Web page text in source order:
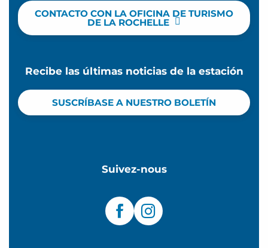
CONTACTO CON LA OFICINA DE TURISMO
DE LA ROCHELLE
Recibe las últimas noticias de la estación
SUSCRÍBASE A NUESTRO BOLETÍN
Suivez-nous